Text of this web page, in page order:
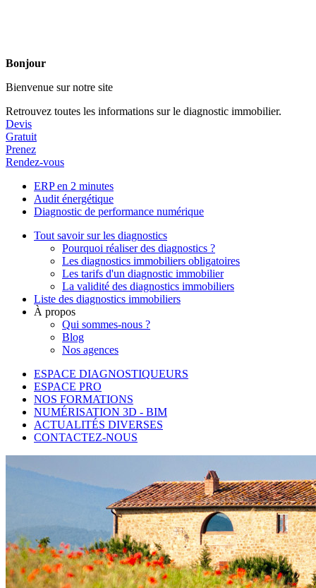
Bonjour
Bienvenue sur notre site
Retrouvez toutes les informations sur le diagnostic immobilier.
Devis
Gratuit
Prenez
Rendez-vous
ERP en 2 minutes
Audit énergétique
Diagnostic de performance numérique
Tout savoir sur les diagnostics
Pourquoi réaliser des diagnostics ?
Les diagnostics immobiliers obligatoires
Les tarifs d'un diagnostic immobilier
La validité des diagnostics immobiliers
Liste des diagnostics immobiliers
À propos
Qui sommes-nous ?
Blog
Nos agences
ESPACE DIAGNOSTIQUEURS
ESPACE PRO
NOS FORMATIONS
NUMÉRISATION 3D - BIM
ACTUALITÉS DIVERSES
CONTACTEZ-NOUS